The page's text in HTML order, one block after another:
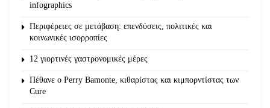
infographics
Περιφέρειες σε μετάβαση: επενδύσεις, πολιτικές και
κοινωνικές ισορροπίες
12 γιορτινές γαστρονομικές μέρες
Πέθανε ο Perry Bamonte, κιθαρίστας και κιμπορντίστας των
Cure